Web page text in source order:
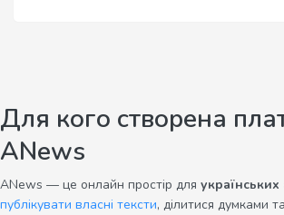
Для кого створена
ANews
ANews — це онлайн простір для українських
публікувати власні тексти, ділитися думками